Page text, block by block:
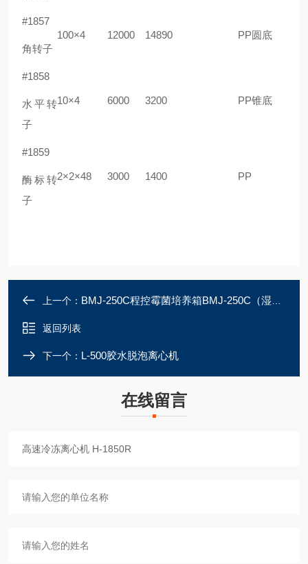
#1857
角转子
100×4 12000 14890 PP圆底
#1858
水平转
子
10×4 6000 3200 PP锥底
#1859
酶标转
子
2×2×48 3000 1400 PP
上一个： BMJ-250C程控霉菌培养箱BMJ-250C（湿度控制）
返回列表
下一个： L-500胶水脱泡离心机
在线留言